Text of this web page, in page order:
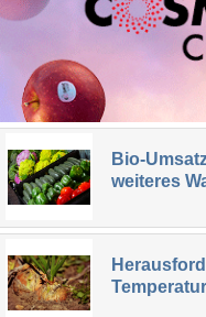
Bio-
weiteres